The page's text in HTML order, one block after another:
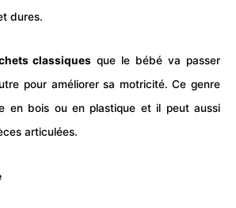
dures.
classiques que le bébé va passer
pour améliorer sa motricité. Ce genre
en bois ou en plastique et il peut aussi
articulées.